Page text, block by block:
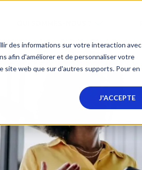
des informations sur votre interaction avec
afin d'améliorer et de personnaliser votre
site web que sur d'autres supports. Pour en
J'ACCEPTE